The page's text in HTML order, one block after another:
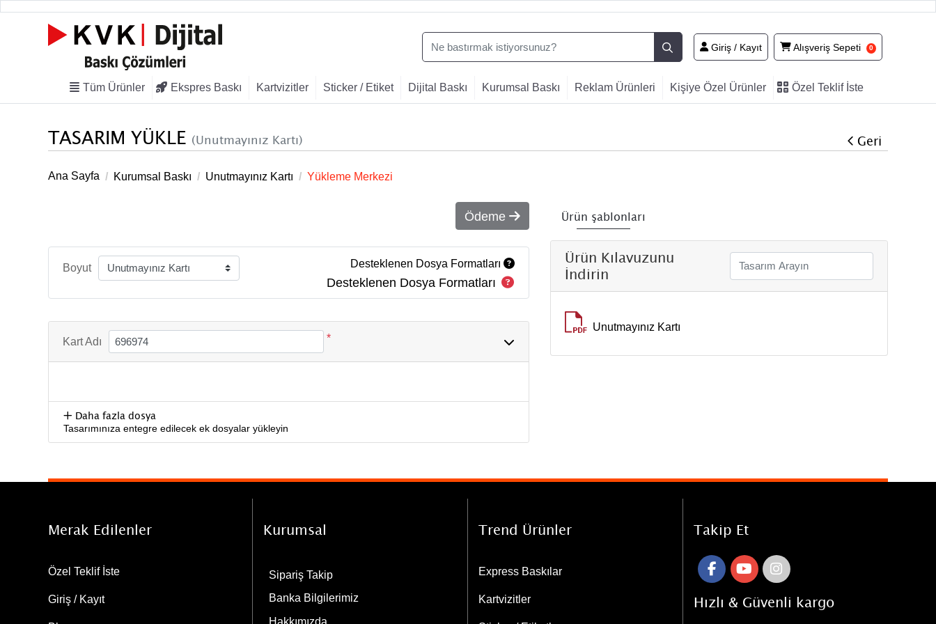
Giriş / Kayıt
Giriş / Kayıt Alışveriş Sepeti
Alışveriş Sepeti 0
Tüm
Ürünler
Tüm Ürünler
Ekspres
Baskı
Ekspres Baskı Kartvizitler Sticker / Etiket Dijital Baskı Kurumsal Baskı Reklam Ürünleri Kişiye Özel Ürünler
Özel
Teklif
Özel Teklif İste
TASARIM YÜKLE (Unutmayınız Kartı) Geri
Ana Sayfa Kurumsal Baskı Unutmayınız Kartı Yükleme Merkezi
Ürün şablonları
Ürün Kılavuzunu
İndirin
Unutmayınız Kartı
Ödeme
Boyut Desteklenen Dosya Formatları
Desteklenen Dosya Formatları
Kart Adı *
Daha fazla dosya
Tasarımınıza entegre edilecek ek dosyalar yükleyin
Merak Edilenler
Özel Teklif İste
Giriş / Kayıt
Kurumsal
Sipariş Takip
Banka Bilgilerimiz
Hakkımızda
Trend Ürünler
Express Baskılar
Kartvizitler
Takip Et
Hızlı & Güvenli kargo